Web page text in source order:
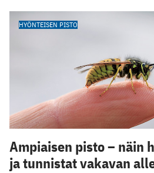
HYÖNTEISEN PISTO
Ampiaisen pisto – näin
ja tunnistat vakavan